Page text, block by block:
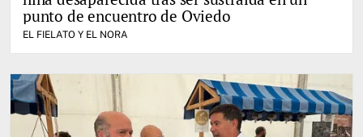
punto de encuentro de Oviedo
EL FIELATO Y EL NORA